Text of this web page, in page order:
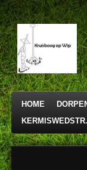
HOME